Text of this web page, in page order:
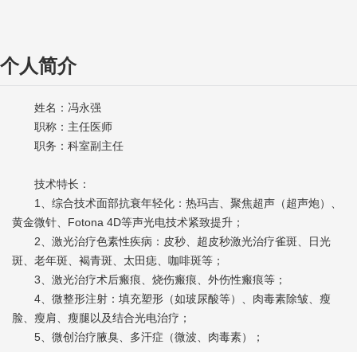
个人简介
姓名：冯永强
职称：主任医师
职务：科室副主任
技术特长：
1、综合技术面部抗衰年轻化：热玛吉、聚焦超声（超声炮）、
黄金微针、Fotona 4D等声光电技术紧致提升；
2、激光治疗色素性疾病：皮秒、超皮秒激光治疗雀斑、日光
斑、老年斑、褐青斑、太田痣、咖啡斑等；
3、激光治疗术后瘢痕、烧伤瘢痕、外伤性瘢痕等；
4、微整形注射：填充塑形（如玻尿酸等）、肉毒素除皱、瘦
脸、瘦肩、瘦腿以及结合光电治疗；
5、微创治疗腋臭、多汗症（微波、肉毒素）；